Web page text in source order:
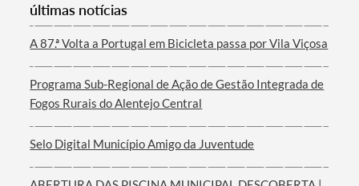
Categorias gerais
Filtros
últimas notícias
A 87.ª Volta a Portugal em Bicicleta passa por Vila Viçosa
Programa Sub-Regional de Ação de Gestão Integrada de
Fogos Rurais do Alentejo Central
Selo Digital Município Amigo da Juventude